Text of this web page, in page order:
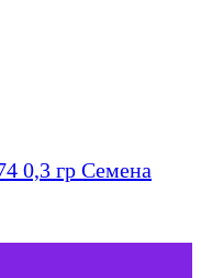
0,3 гр Семена